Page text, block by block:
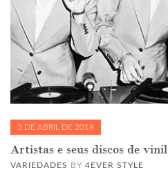
3 DE ABRIL DE 2019
Artistas e seus discos de vinil
VARIEDADES BY 4EVER STYLE